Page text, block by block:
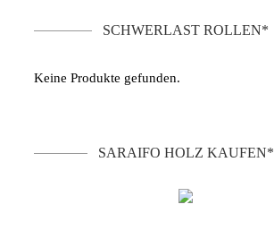
SCHWERLAST ROLLEN*
Keine Produkte gefunden.
SARAIFO HOLZ KAUFEN*